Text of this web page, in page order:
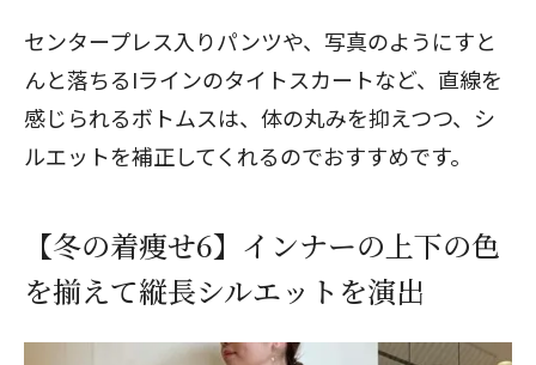
センタープレス入りパンツや、写真のようにすと
んと落ちるIラインのタイトスカートなど、直線を
感じられるボトムスは、体の丸みを抑えつつ、シ
ルエットを補正してくれるのでおすすめです。
【冬の着痩せ6】インナーの上下の色
を揃えて縦長シルエットを演出